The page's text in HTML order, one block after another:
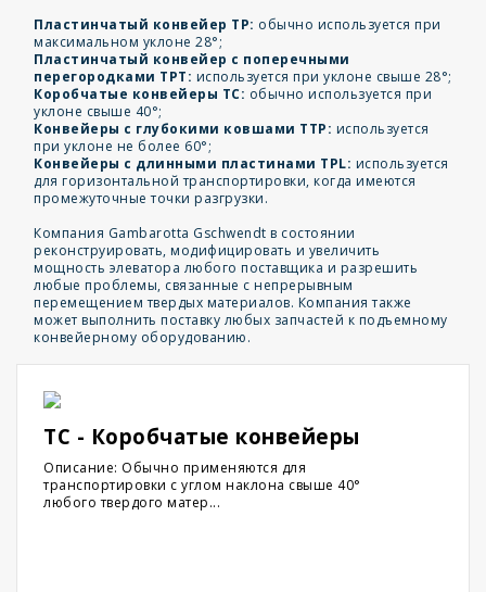
Пластинчатый конвейер TP: обычно используется при
максимальном уклоне 28°;
Пластинчатый конвейер с поперечными
перегородками TPT: используется при уклоне свыше 28°;
Коробчатые конвейеры TC: обычно используется при
уклоне свыше 40°;
Конвейеры с глубокими ковшами TTP: используется
при уклоне не более 60°;
Конвейеры с длинными пластинами TPL: используется
для горизонтальной транспортировки, когда имеются
промежуточные точки разгрузки.
Компания Gambarotta Gschwendt в состоянии
реконструировать, модифицировать и увеличить
мощность элеватора любого поставщика и разрешить
любые проблемы, связанные с непрерывным
перемещением твердых материалов. Компания также
может выполнить поставку любых запчастей к подъемному
конвейерному оборудованию.
TC - Коробчатые конвейеры
Описание: Обычно применяются для
транспортировки с углом наклона свыше 40°
любого твердого матер...